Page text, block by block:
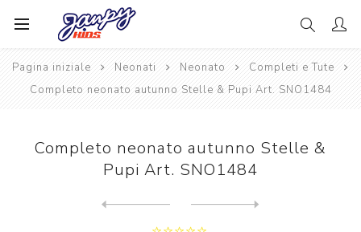
Pagina iniziale Neonati Neonato
Completi e Tute
Completo neonato autunno Stelle & Pupi Art. SNO1484
Completo neonato autunno Stelle &
Pupi Art. SNO1484